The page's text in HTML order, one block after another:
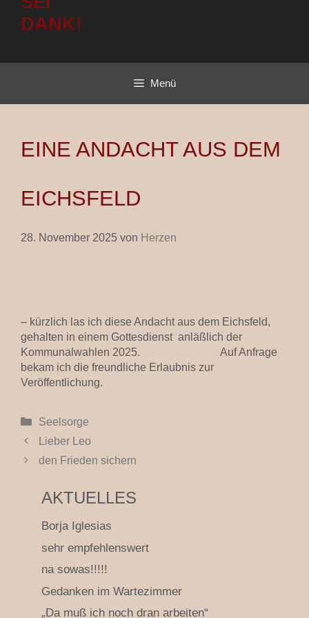
DANK!
Menü
EINE ANDACHT AUS DEM
EICHSFELD
28. November 2025 von Herzen
– kürzlich las ich diese Andacht aus dem Eichsfeld,
gehalten in einem Gottesdienst anläßlich der
Kommunalwahlen 2025. Auf Anfrage
bekam ich die freundliche Erlaubnis zur
Veröffentlichung.
Kategorien
Seelsorge
Lieber Leo
den Frieden sichern
AKTUELLES
Borja Iglesias
sehr empfehlenswert
na sowas!!!!!
Gedanken im Wartezimmer
„Da muß ich noch dran arbeiten“